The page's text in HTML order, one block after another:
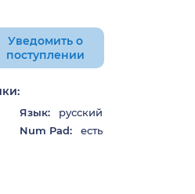
Уведомить о
поступлении
Язык:
русский
Num Pad:
есть